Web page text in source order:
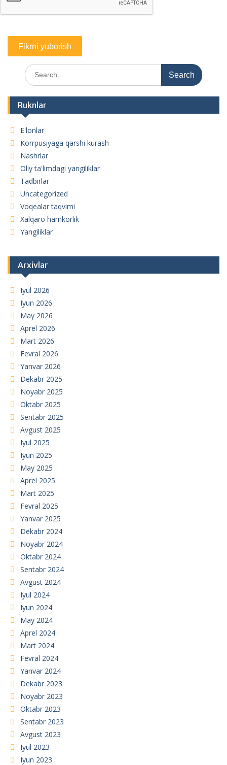
Search
for:
Ruknlar
E'lonlar
Korrpusiyaga qarshi kurash
Nashrlar
Oliy ta'limdagi yangiliklar
Tadbirlar
Uncategorized
Voqealar taqvimi
Xalqaro hamkorlik
Yangiliklar
Arxivlar
Iyul 2026
Iyun 2026
May 2026
Aprel 2026
Mart 2026
Fevral 2026
Yanvar 2026
Dekabr 2025
Noyabr 2025
Oktabr 2025
Sentabr 2025
Avgust 2025
Iyul 2025
Iyun 2025
May 2025
Aprel 2025
Mart 2025
Fevral 2025
Yanvar 2025
Dekabr 2024
Noyabr 2024
Oktabr 2024
Sentabr 2024
Avgust 2024
Iyul 2024
Iyun 2024
May 2024
Aprel 2024
Mart 2024
Fevral 2024
Yanvar 2024
Dekabr 2023
Noyabr 2023
Oktabr 2023
Sentabr 2023
Avgust 2023
Iyul 2023
Iyun 2023